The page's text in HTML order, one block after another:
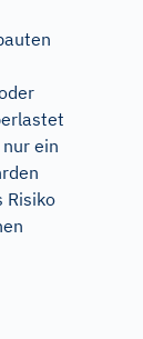
ein
Risiko